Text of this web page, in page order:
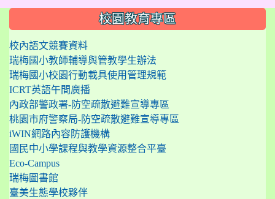
::: 校園教育專區
校內語文競賽資料
瑞梅國小教師輔導與管教學生辦法
瑞梅國小校園行動載具使用管理規範
ICRT英語午間廣播
內政部警政署-防空疏散避難宣導專區
桃園市府警察局-防空疏散避難宣導專區
iWIN網路內容防護機構
國民中小學課程與教學資源整合平臺
Eco-Campus
瑞梅圖書館
臺美生態學校夥伴